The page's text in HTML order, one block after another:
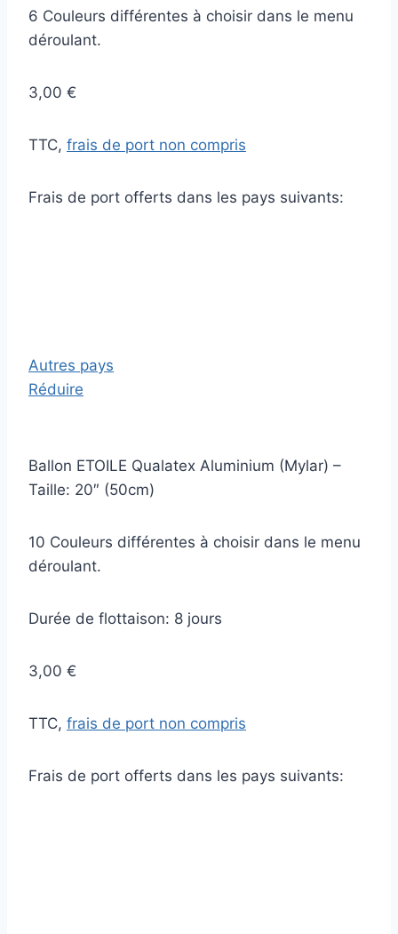
6 Couleurs différentes à choisir dans le menu
déroulant.
3,00 €
TTC, frais de port non compris
Frais de port offerts dans les pays suivants:
Autres pays
Réduire
Ballon ETOILE Qualatex Aluminium (Mylar) –
Taille: 20″ (50cm)
10 Couleurs différentes à choisir dans le menu
déroulant.
Durée de flottaison: 8 jours
3,00 €
TTC, frais de port non compris
Frais de port offerts dans les pays suivants: